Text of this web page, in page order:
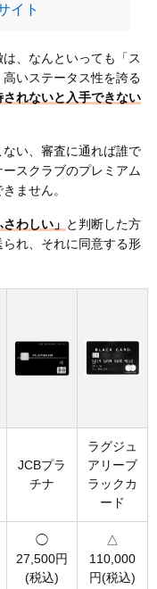
イト
、なんといっても「ス
いステータス性を誇る
れないと入手できない
い、審査に通れば誰で
スクラブのプレミアム
ません。
わしい」 と判断した方
れ、それに同意する形
JCBプラ
チナ
ラグジュ
アリーブ
ラックカ
ード
◯
27,500円
(税込)
△
110,000
円(税込)